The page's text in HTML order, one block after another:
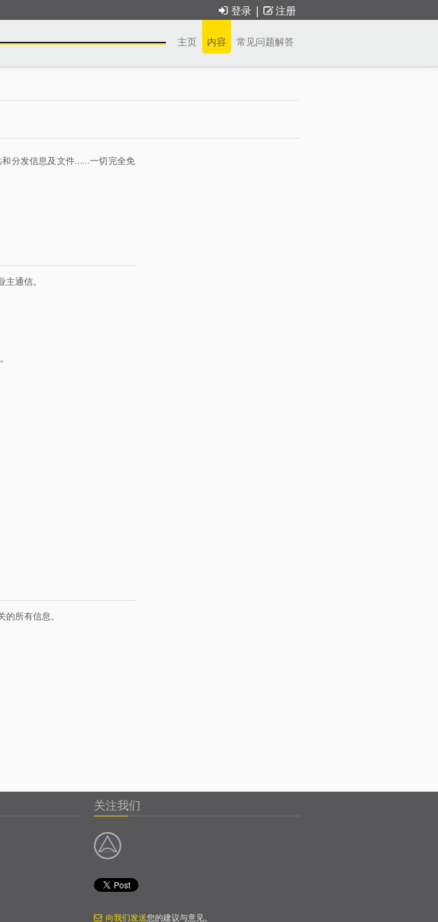
登录| 注册
主页 内容 常见问题解答
和分发信息及文件……一切完全免
通信。
所有信息。
关注我们
向我们发送您的建议与意见。